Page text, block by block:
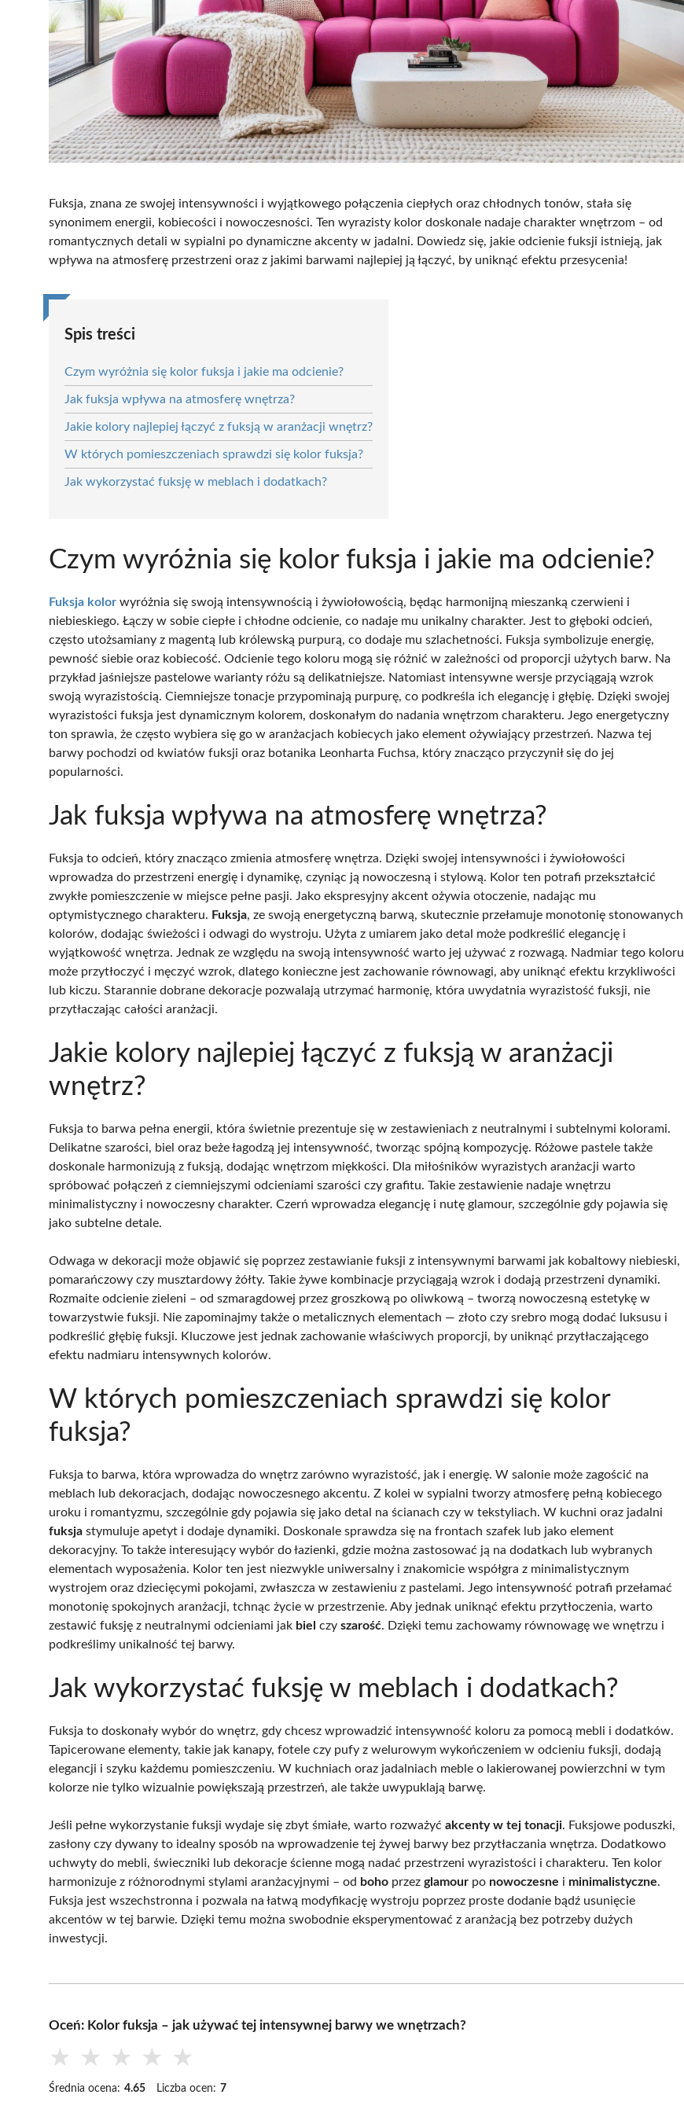
Fuksja, znana ze swojej intensywności i wyjątkowego połączenia ciepłych oraz chłodnych tonów, stała się
synonimem energii, kobiecości i nowoczesności. Ten wyrazisty kolor doskonale nadaje charakter wnętrzom – od
romantycznych detali w sypialni po dynamiczne akcenty w jadalni. Dowiedz się, jakie odcienie fuksji istnieją, jak
wpływa na atmosferę przestrzeni oraz z jakimi barwami najlepiej ją łączyć, by uniknąć efektu przesycenia!
Spis treści
Czym wyróżnia się kolor fuksja i jakie ma odcienie?
Jak fuksja wpływa na atmosferę wnętrza?
Jakie kolory najlepiej łączyć z fuksją w aranżacji wnętrz?
W których pomieszczeniach sprawdzi się kolor fuksja?
Jak wykorzystać fuksję w meblach i dodatkach?
Czym wyróżnia się kolor fuksja i jakie ma odcienie?
Fuksja kolor wyróżnia się swoją intensywnością i żywiołowością, będąc harmonijną mieszanką czerwieni i
niebieskiego. Łączy w sobie ciepłe i chłodne odcienie, co nadaje mu unikalny charakter. Jest to głęboki odcień,
często utożsamiany z magentą lub królewską purpurą, co dodaje mu szlachetności. Fuksja symbolizuje energię,
pewność siebie oraz kobiecość. Odcienie tego koloru mogą się różnić w zależności od proporcji użytych barw. Na
przykład jaśniejsze pastelowe warianty różu są delikatniejsze. Natomiast intensywne wersje przyciągają wzrok
swoją wyrazistością. Ciemniejsze tonacje przypominają purpurę, co podkreśla ich elegancję i głębię. Dzięki swojej
wyrazistości fuksja jest dynamicznym kolorem, doskonałym do nadania wnętrzom charakteru. Jego energetyczny
ton sprawia, że często wybiera się go w aranżacjach kobiecych jako element ożywiający przestrzeń. Nazwa tej
barwy pochodzi od kwiatów fuksji oraz botanika Leonharta Fuchsa, który znacząco przyczynił się do jej
popularności.
Jak fuksja wpływa na atmosferę wnętrza?
Fuksja to odcień, który znacząco zmienia atmosferę wnętrza. Dzięki swojej intensywności i żywiołowości
wprowadza do przestrzeni energię i dynamikę, czyniąc ją nowoczesną i stylową. Kolor ten potrafi przekształcić
zwykłe pomieszczenie w miejsce pełne pasji. Jako ekspresyjny akcent ożywia otoczenie, nadając mu
optymistycznego charakteru. Fuksja, ze swoją energetyczną barwą, skutecznie przełamuje monotonię stonowanych
kolorów, dodając świeżości i odwagi do wystroju. Użyta z umiarem jako detal może podkreślić elegancję i
wyjątkowość wnętrza. Jednak ze względu na swoją intensywność warto jej używać z rozwagą. Nadmiar tego koloru
może przytłoczyć i męczyć wzrok, dlatego konieczne jest zachowanie równowagi, aby uniknąć efektu krzykliwości
lub kiczu. Starannie dobrane dekoracje pozwalają utrzymać harmonię, która uwydatnia wyrazistość fuksji, nie
przytłaczając całości aranżacji.
Jakie kolory najlepiej łączyć z fuksją w aranżacji
wnętrz?
Fuksja to barwa pełna energii, która świetnie prezentuje się w zestawieniach z neutralnymi i subtelnymi kolorami.
Delikatne szarości, biel oraz beże łagodzą jej intensywność, tworząc spójną kompozycję. Różowe pastele także
doskonale harmonizują z fuksją, dodając wnętrzom miękkości. Dla miłośników wyrazistych aranżacji warto
spróbować połączeń z ciemniejszymi odcieniami szarości czy grafitu. Takie zestawienie nadaje wnętrzu
minimalistyczny i nowoczesny charakter. Czerń wprowadza elegancję i nutę glamour, szczególnie gdy pojawia się
jako subtelne detale.
Odwaga w dekoracji może objawić się poprzez zestawianie fuksji z intensywnymi barwami jak kobaltowy niebieski,
pomarańczowy czy musztardowy żółty. Takie żywe kombinacje przyciągają wzrok i dodają przestrzeni dynamiki.
Rozmaite odcienie zieleni – od szmaragdowej przez groszkową po oliwkową – tworzą nowoczesną estetykę w
towarzystwie fuksji. Nie zapominajmy także o metalicznych elementach — złoto czy srebro mogą dodać luksusu i
podkreślić głębię fuksji. Kluczowe jest jednak zachowanie właściwych proporcji, by uniknąć przytłaczającego
efektu nadmiaru intensywnych kolorów.
W których pomieszczeniach sprawdzi się kolor
fuksja?
Fuksja to barwa, która wprowadza do wnętrz zarówno wyrazistość, jak i energię. W salonie może zagościć na
meblach lub dekoracjach, dodając nowoczesnego akcentu. Z kolei w sypialni tworzy atmosferę pełną kobiecego
uroku i romantyzmu, szczególnie gdy pojawia się jako detal na ścianach czy w tekstyliach. W kuchni oraz jadalni
fuksja stymuluje apetyt i dodaje dynamiki. Doskonale sprawdza się na frontach szafek lub jako element
dekoracyjny. To także interesujący wybór do łazienki, gdzie można zastosować ją na dodatkach lub wybranych
elementach wyposażenia. Kolor ten jest niezwykle uniwersalny i znakomicie współgra z minimalistycznym
wystrojem oraz dziecięcymi pokojami, zwłaszcza w zestawieniu z pastelami. Jego intensywność potrafi przełamać
monotonię spokojnych aranżacji, tchnąc życie w przestrzenie. Aby jednak uniknąć efektu przytłoczenia, warto
zestawić fuksję z neutralnymi odcieniami jak biel czy szarość. Dzięki temu zachowamy równowagę we wnętrzu i
podkreślimy unikalność tej barwy.
Jak wykorzystać fuksję w meblach i dodatkach?
Fuksja to doskonały wybór do wnętrz, gdy chcesz wprowadzić intensywność koloru za pomocą mebli i dodatków.
Tapicerowane elementy, takie jak kanapy, fotele czy pufy z welurowym wykończeniem w odcieniu fuksji, dodają
elegancji i szyku każdemu pomieszczeniu. W kuchniach oraz jadalniach meble o lakierowanej powierzchni w tym
kolorze nie tylko wizualnie powiększają przestrzeń, ale także uwypuklają barwę.
Jeśli pełne wykorzystanie fuksji wydaje się zbyt śmiałe, warto rozważyć akcenty w tej tonacji. Fuksjowe poduszki,
zasłony czy dywany to idealny sposób na wprowadzenie tej żywej barwy bez przytłaczania wnętrza. Dodatkowo
uchwyty do mebli, świeczniki lub dekoracje ścienne mogą nadać przestrzeni wyrazistości i charakteru. Ten kolor
harmonizuje z różnorodnymi stylami aranżacyjnymi – od boho przez glamour po nowoczesne i minimalistyczne.
Fuksja jest wszechstronna i pozwala na łatwą modyfikację wystroju poprzez proste dodanie bądź usunięcie
akcentów w tej barwie. Dzięki temu można swobodnie eksperymentować z aranżacją bez potrzeby dużych
inwestycji.
Oceń: Kolor fuksja – jak używać tej intensywnej barwy we wnętrzach?
★ ★ ★ ★ ★
Średnia ocena: 4.65 Liczba ocen: 7